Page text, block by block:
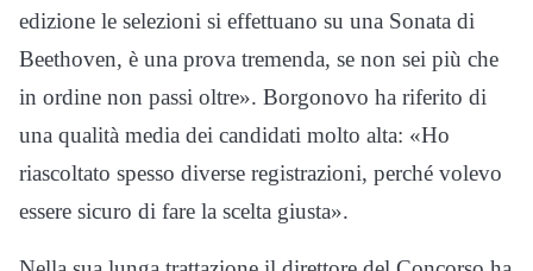
edizione le selezioni si effettuano su una Sonata di
Beethoven, è una prova tremenda, se non sei più che
in ordine non passi oltre». Borgonovo ha riferito di
una qualità media dei candidati molto alta: «Ho
riascoltato spesso diverse registrazioni, perché volevo
essere sicuro di fare la scelta giusta».